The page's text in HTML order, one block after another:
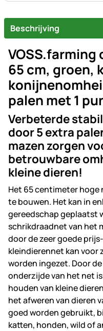
Beschrijving
VOSS.farming
65 cm, groen,
palen met 1
Verbeterde
door 5 extra
mazen zorgen
betrouwbare
kleine dieren!
Het 65 centimeter hoge
te bouwen. Het kan in
gereedschap geplaatst
schrikdraadnet van het
door de zeer goede
kleindierennet kan voor
worden ingezet. Door
onderzijde van het net
houden van kleine
het afweren van dieren
goed worden gebruikt,
katten, honden, wild of